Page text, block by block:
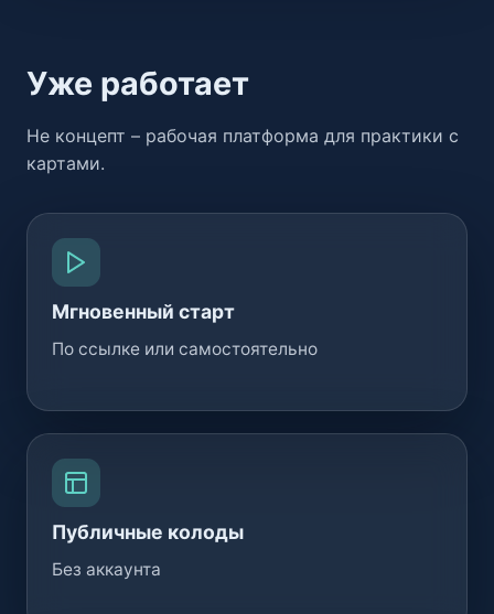
Уже работает
Не концепт – рабочая платформа для практики с
картами.
Мгновенный старт
По ссылке или самостоятельно
Публичные колоды
Без аккаунта